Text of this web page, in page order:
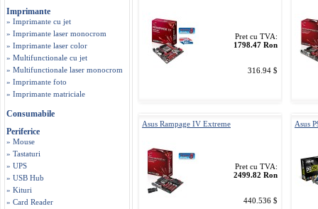
Imprimante
» Imprimante cu jet
» Imprimante laser monocrom
» Imprimante laser color
» Multifunctionale cu jet
» Multifunctionale laser monocrom
» Imprimante foto
» Imprimante matriciale
Consumabile
Periferice
» Mouse
» Tastaturi
» UPS
» USB Hub
» Kituri
» Card Reader
Pret cu TVA:
1798.47 Ron
316.94 $
Asus Rampage IV Extreme
Pret cu TVA:
2499.82 Ron
440.536 $
Asus